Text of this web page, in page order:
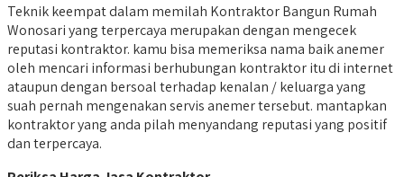
Teknik keempat dalam memilah Kontraktor Bangun Rumah
Wonosari yang terpercaya merupakan dengan mengecek
reputasi kontraktor. kamu bisa memeriksa nama baik anemer
oleh mencari informasi berhubungan kontraktor itu di internet
ataupun dengan bersoal terhadap kenalan / keluarga yang
suah pernah mengenakan servis anemer tersebut. mantapkan
kontraktor yang anda pilah menyandang reputasi yang positif
dan terpercaya.